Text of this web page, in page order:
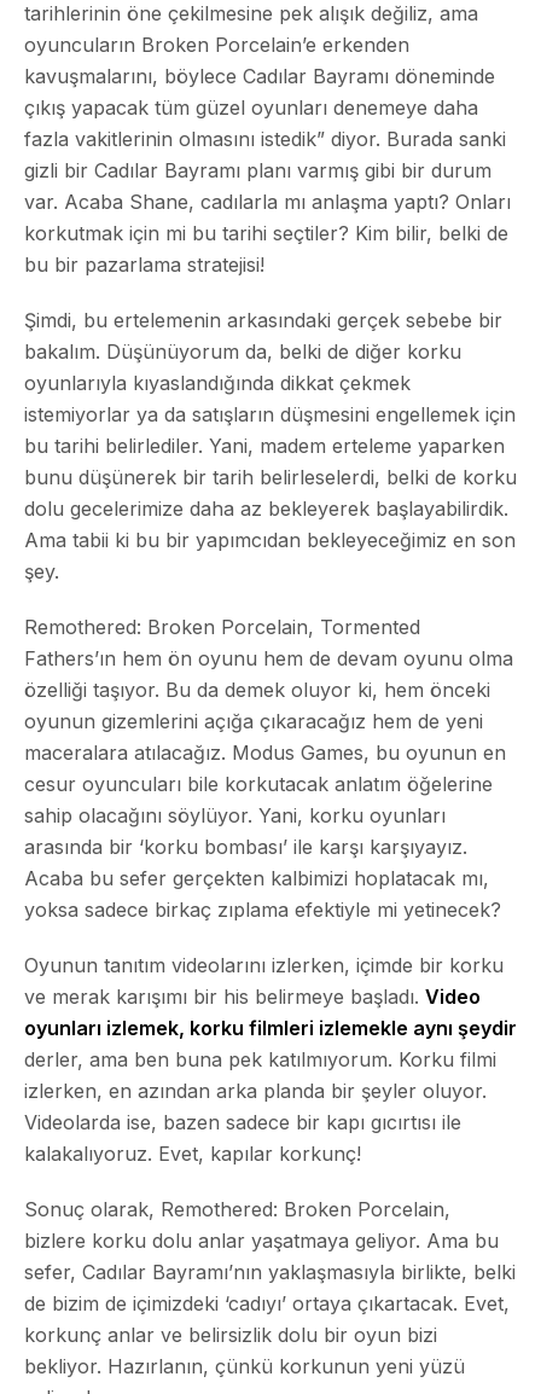
tarihlerinin öne çekilmesine pek alışık değiliz, ama
oyuncuların Broken Porcelain’e erkenden
kavuşmalarını, böylece Cadılar Bayramı döneminde
çıkış yapacak tüm güzel oyunları denemeye daha
fazla vakitlerinin olmasını istedik” diyor. Burada sanki
gizli bir Cadılar Bayramı planı varmış gibi bir durum
var. Acaba Shane, cadılarla mı anlaşma yaptı? Onları
korkutmak için mi bu tarihi seçtiler? Kim bilir, belki de
bu bir pazarlama stratejisi!
Şimdi, bu ertelemenin arkasındaki gerçek sebebe bir
bakalım. Düşünüyorum da, belki de diğer korku
oyunlarıyla kıyaslandığında dikkat çekmek
istemiyorlar ya da satışların düşmesini engellemek için
bu tarihi belirlediler. Yani, madem erteleme yaparken
bunu düşünerek bir tarih belirleselerdi, belki de korku
dolu gecelerimize daha az bekleyerek başlayabilirdik.
Ama tabii ki bu bir yapımcıdan bekleyeceğimiz en son
şey.
Remothered: Broken Porcelain, Tormented
Fathers’ın hem ön oyunu hem de devam oyunu olma
özelliği taşıyor. Bu da demek oluyor ki, hem önceki
oyunun gizemlerini açığa çıkaracağız hem de yeni
maceralara atılacağız. Modus Games, bu oyunun en
cesur oyuncuları bile korkutacak anlatım öğelerine
sahip olacağını söylüyor. Yani, korku oyunları
arasında bir ‘korku bombası’ ile karşı karşıyayız.
Acaba bu sefer gerçekten kalbimizi hoplatacak mı,
yoksa sadece birkaç zıplama efektiyle mi yetinecek?
Oyunun tanıtım videolarını izlerken, içimde bir korku
ve merak karışımı bir his belirmeye başladı. Video
oyunları izlemek, korku filmleri izlemekle aynı şeydir
derler, ama ben buna pek katılmıyorum. Korku filmi
izlerken, en azından arka planda bir şeyler oluyor.
Videolarda ise, bazen sadece bir kapı gıcırtısı ile
kalakalıyoruz. Evet, kapılar korkunç!
Sonuç olarak, Remothered: Broken Porcelain,
bizlere korku dolu anlar yaşatmaya geliyor. Ama bu
sefer, Cadılar Bayramı’nın yaklaşmasıyla birlikte, belki
de bizim de içimizdeki ‘cadıyı’ ortaya çıkartacak. Evet,
korkunç anlar ve belirsizlik dolu bir oyun bizi
bekliyor. Hazırlanın, çünkü korkunun yeni yüzü